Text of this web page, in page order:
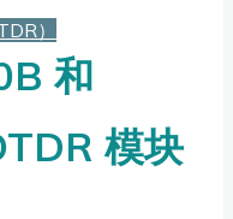
）
和
模块